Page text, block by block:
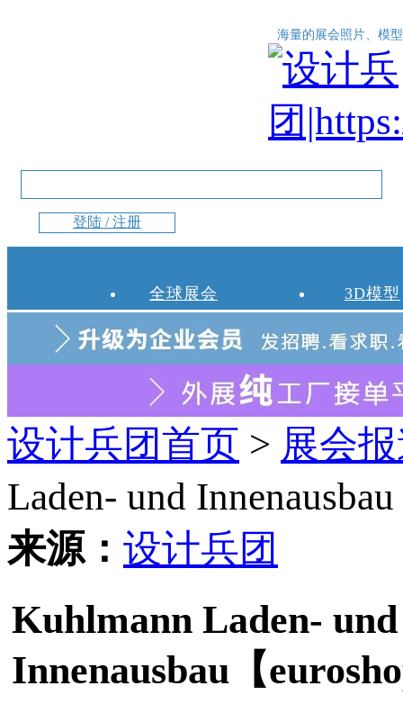
海量的展会照片、模
登陆 / 注册
全球展会 3D模型
设计兵团首页 > 展会
Laden- und
来源： 设计兵团
Kuhlmann Laden- und
Innenausbau【